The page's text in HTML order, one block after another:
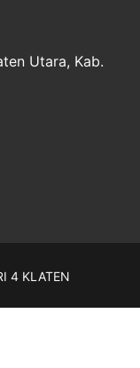
Utara, Kab.
4 KLATEN